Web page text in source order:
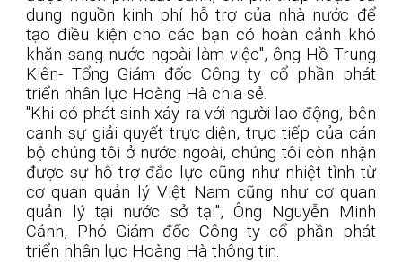
dụng nguồn kinh phí hỗ trợ của nhà nước để
tạo điều kiện cho các bạn có hoàn cảnh khó
khăn sang nước ngoài làm việc", ông Hồ Trung
Kiên- Tổng Giám đốc Công ty cổ phần phát
triển nhân lực Hoàng Hà chia sẻ.
"Khi có phát sinh xảy ra với người lao động, bên
cạnh sự giải quyết trực diện, trực tiếp của cán
bộ chúng tôi ở nước ngoài, chúng tôi còn nhận
được sự hỗ trợ đắc lực cũng như nhiệt tình từ
cơ quan quản lý Việt Nam cũng như cơ quan
quản lý tại nước sở tại", Ông Nguyễn Minh
Cảnh, Phó Giám đốc Công ty cổ phần phát
triển nhân lực Hoàng Hà thông tin.